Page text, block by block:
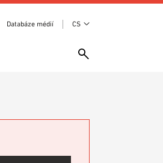
Databáze médií CS